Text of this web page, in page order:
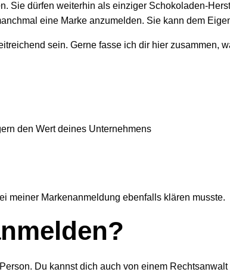
Sie dürfen weiterhin als einziger Schokoladen-
eine Marke anzumelden. Sie kann dem
sein. Gerne fasse ich dir hier zusammen,
den Wert deines Unternehmens
meiner Markenanmeldung ebenfalls klären musste.
Du kannst dich auch von einem